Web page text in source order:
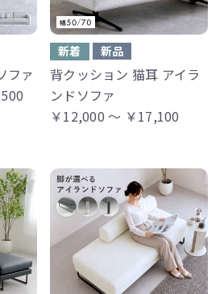
ファ
新着 新品
背クッション 猫耳 アイラ
ンドソファ
￥12,000 ～ ￥17,100